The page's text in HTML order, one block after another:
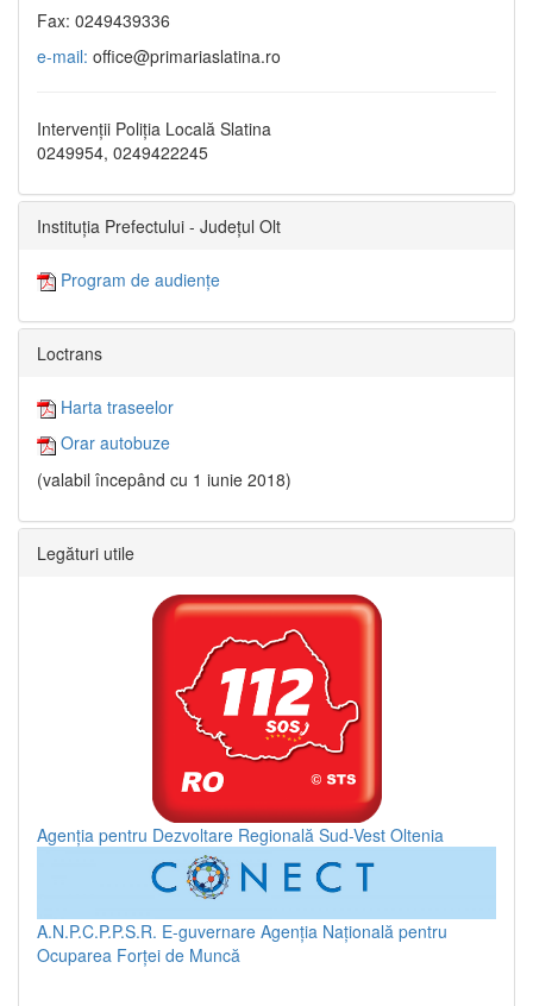
Fax: 0249439336
e-mail: office@primariaslatina.ro
Intervenții Poliția Locală Slatina
0249954, 0249422245
Instituția Prefectului - Județul Olt
Program de audiențe
Loctrans
Harta traseelor
Orar autobuze
(valabil începând cu 1 iunie 2018)
Legături utile
Agenția pentru Dezvoltare Regională Sud-Vest Oltenia
A.N.P.C.P.P.S.R. E-guvernare Agenția Națională pentru
Ocuparea Forței de Muncă